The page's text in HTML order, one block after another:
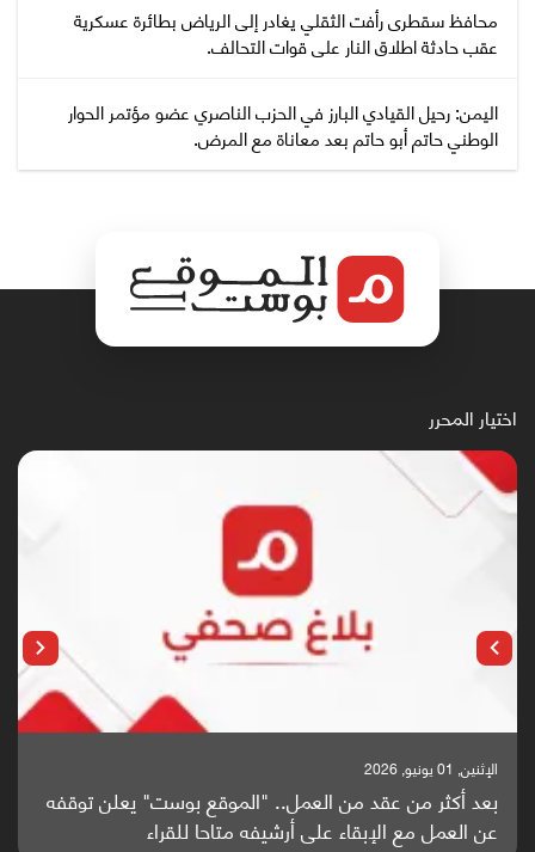
محافظ سقطرى رأفت الثقلي يغادر إلى الرياض بطائرة عسكرية
عقب حادثة اطلاق النار على قوات التحالف.
اليمن: رحيل القيادي البارز في الحزب الناصري عضو مؤتمر الحوار
الوطني حاتم أبو حاتم بعد معاناة مع المرض.
اختيار المحرر
الإثنين, 01 يونيو, 2026
بعد أكثر من عقد من العمل.. "الموقع بوست" يعلن توقفه
عن العمل مع الإبقاء على أرشيفه متاحا للقراء